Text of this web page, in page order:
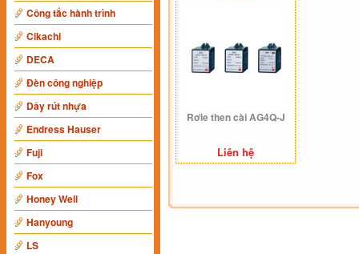
Công tắc hành trình
Cikachi
DECA
Đèn công nghiệp
Dây rút nhựa
Endress Hauser
Fuji
Fox
Honey Well
Hanyoung
LS
Rơle then cài AG4Q-J
Liên hệ